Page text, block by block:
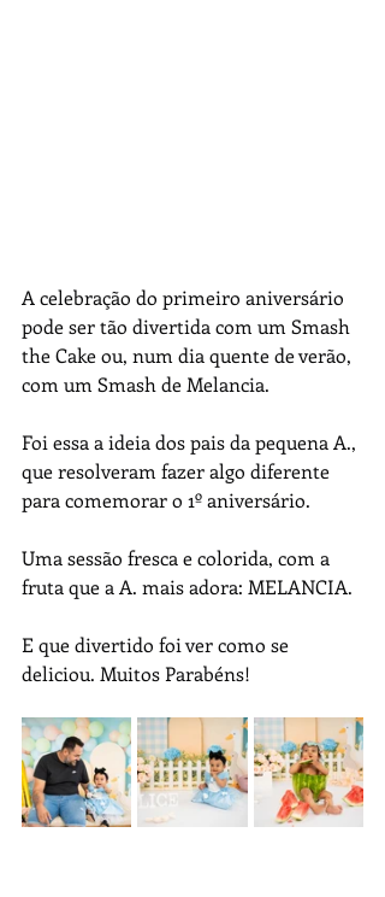
A celebração do primeiro aniversário
pode ser tão divertida com um Smash
the Cake ou, num dia quente de verão,
com um Smash de Melancia.
Foi essa a ideia dos pais da pequena A.,
que resolveram fazer algo diferente
para comemorar o 1º aniversário.
Uma sessão fresca e colorida, com a
fruta que a A. mais adora: MELANCIA.
E que divertido foi ver como se
deliciou. Muitos Parabéns!